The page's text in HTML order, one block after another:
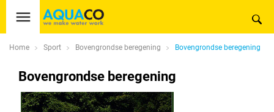
Home Sport Bovengrondse beregening Bovengrondse beregening
Bovengrondse beregening